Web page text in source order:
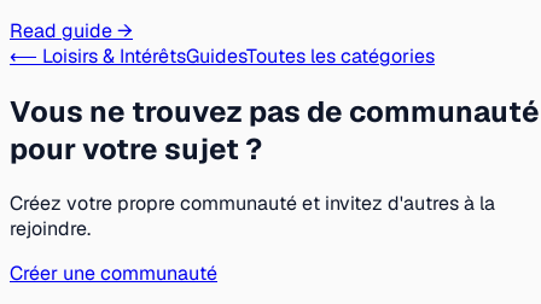
Read guide →
⟵ Loisirs & IntérêtsGuidesToutes les catégories
Vous ne trouvez pas de communauté
pour votre sujet ?
Créez votre propre communauté et invitez d'autres à la
rejoindre.
Créer une communauté